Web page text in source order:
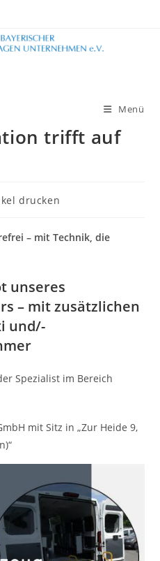
Menü
trifft auf
drucken
– mit Technik, die
unseres
– mit zusätzlichen
und/-
Spezialist im Bereich
mit Sitz in „Zur Heide 9,